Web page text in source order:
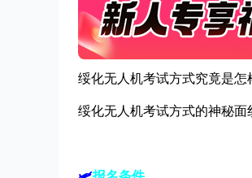
绥化无人机考试方式究竟是
绥化无人机考试方式的神秘面